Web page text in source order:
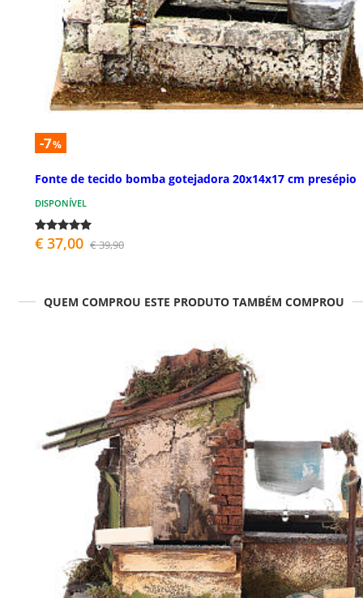
-7%
Fonte de tecido bomba gotejadora 20x14x17 cm presépio
DISPONÍVEL
€ 37,00 € 39,90
QUEM COMPROU ESTE PRODUTO TAMBÉM COMPROU